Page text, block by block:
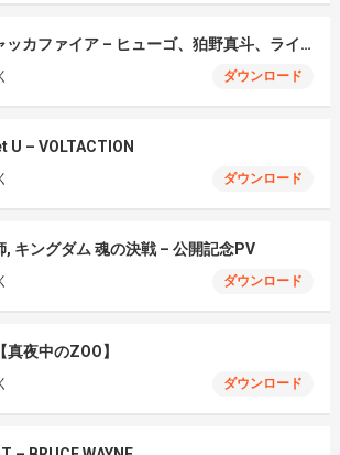
モエチャッカファイア – ヒューゴ、狛野真斗、ライト、セヴェリアン (Cover )
ダウンロード
U – VOLTACTION
ダウンロード
, キングダム 魂の決戦 – 公開記念PV
ダウンロード
真夜中のZOO】
ダウンロード